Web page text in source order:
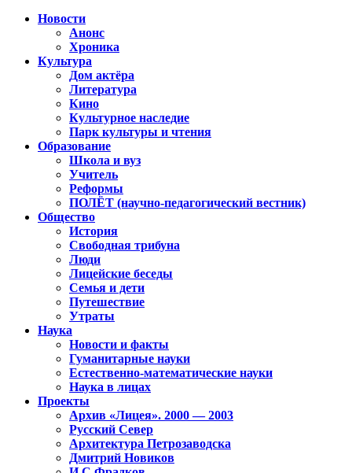
Новости
Анонс
Хроника
Культура
Дом актёра
Литература
Кино
Культурное наследие
Парк культуры и чтения
Образование
Школа и вуз
Учитель
Реформы
ПОЛЁТ (научно-педагогический вестник)
Общество
История
Свободная трибуна
Люди
Лицейские беседы
Семья и дети
Путешествие
Утраты
Наука
Новости и факты
Гуманитарные науки
Естественно-математические науки
Наука в лицах
Проекты
Архив «Лицея». 2000 — 2003
Русский Север
Архитектура Петрозаводска
Дмитрий Новиков